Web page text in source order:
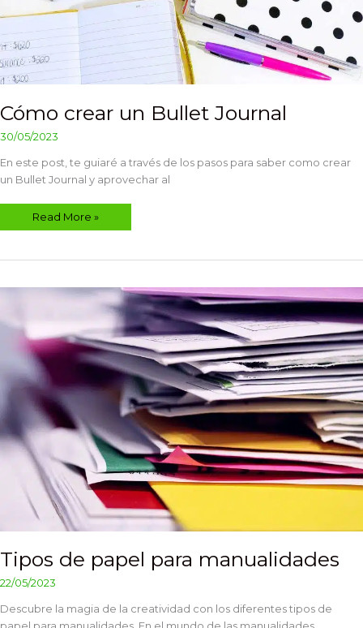
Cómo crear un Bullet Journal
30/05/2023
En este post, te guiaré a través de los pasos para saber como crear
un Bullet Journal y aprovechar al
Read More »
Tipos de papel para manualidades
22/05/2023
Descubre la magia de la creatividad con los diferentes tipos de
Tipos
para
manualidades